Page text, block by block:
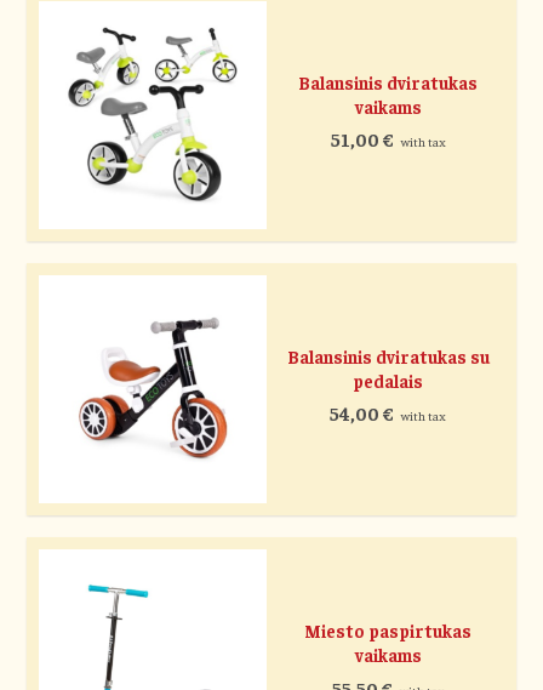
Balansinis dviratukas
vaikams
51,00 € with tax
Balansinis dviratukas su
pedalais
54,00€ with tax
Miesto paspirtukas
vaikams